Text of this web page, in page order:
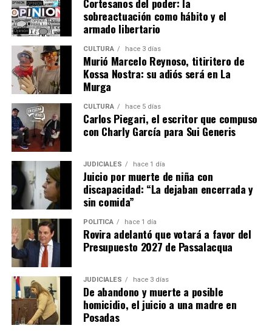
Finalmente, este domingo los miembros de la
comunidad
regresaron al predioy allí se encontraron
con personal policial. Además, según material
fotográfico difundido por el grupo de activistas
Rebelión
o Extinción Misiones, el propio empresario habría
arribado al lugar cubriendo su rostro con un
pasamontaña.
Entre las normativas vigentes que amparan a las
comunidades se encuentran: la Constitución Nacional,
artículo 75, inciso 17; Convenio 169 de la OIT; Ley
24.071, instrumento que obliga al Estado a garantizar la
consulta previa, libre e informada ante medidas que los
afecten-; Declaración ONU (2007), así como convenios y
tratados internacionales de jerarquía constitucional.
sobreactuación como hábito y el
armado libertario
CULTURA hace 3 días
Murió Marcelo Reynoso, titiritero de
Kossa Nostra: su adiós será en La
Murga
CULTURA hace 5 días
Carlos Piegari, el escritor que compuso
con Charly García para Sui Generis
JUDICIALES hace 1 día
Juicio por muerte de niña con
discapacidad: “La dejaban encerrada y
sin comida”
POLÍTICA hace 1 día
Rovira adelantó que votará a favor del
Presupuesto 2027 de Passalacqua
JUDICIALES hace 3 días
De abandono y muerte a posible
homicidio, el juicio a una madre en
Posadas